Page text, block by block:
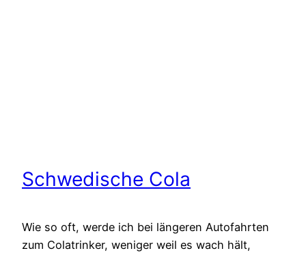
Schwedische Cola
Wie so oft, werde ich bei längeren Autofahrten
zum Colatrinker, weniger weil es wach hält,